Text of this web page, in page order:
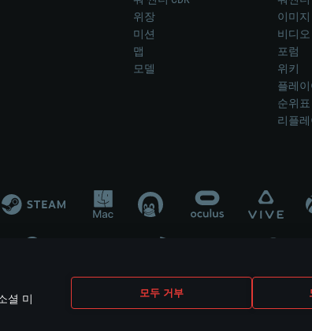
셜 미
모두 거부
위장
미션
맵
모델
이미지
비디오
포럼
위키
플레
순위표
리플레
비 제조 업체가 게임 개발 후원 또는 홍보에 참여하지 않습니다..
of their respective owners.